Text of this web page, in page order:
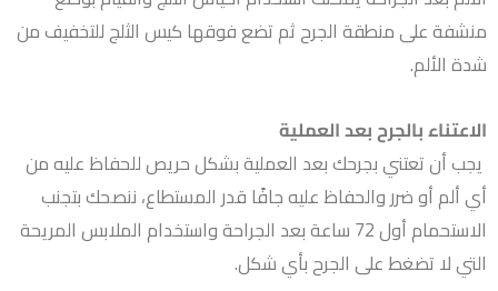
منشفة على منطقة الجرح ثم تضع فوقها كيس الثلج للتخفيف من
شدة الألم.
الاعتناء بالجرح بعد العملية
يجب أن تعتني بجرحك بعد العملية بشكل حريص للحفاظ عليه من
أي ألم أو ضرر والحفاظ عليه جافًا قدر المستطاع، ننصحك بتجنب
الاستحمام أول 72 ساعة بعد الجراحة واستخدام الملابس المريحة
التي لا تضغط على الجرح بأي شكل.